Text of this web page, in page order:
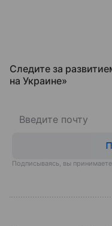
Следите за
на Украине»
Подписываясь, вы принимаете